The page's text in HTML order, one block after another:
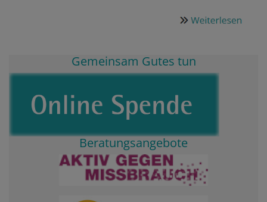
Gemeinsam Gutes tun
Beratungsangebote